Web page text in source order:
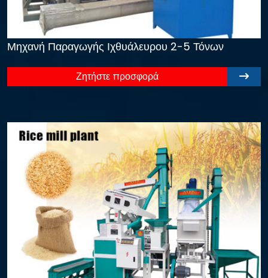
Μηχανή Παραγωγής Ιχθυάλευρου 2-5 Τόνων
Ζητήστε προσφορά